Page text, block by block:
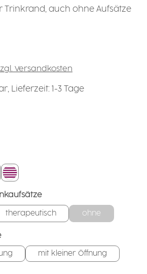
Trinkrand, auch ohne Aufsätze
Versandkosten
Lieferzeit: 1-3 Tage
grün
Ringe: brombeer
auswählen
therapeutisch ohne
auswählen
mit kleiner Öffnung